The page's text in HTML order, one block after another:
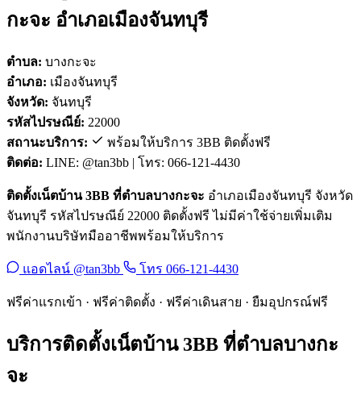
กะจะ อำเภอเมืองจันทบุรี
ตำบล: บางกะจะ
อำเภอ: เมืองจันทบุรี
จังหวัด: จันทบุรี
รหัสไปรษณีย์: 22000
สถานะบริการ:
พร้อมให้บริการ 3BB ติดตั้งฟรี
ติดต่อ: LINE: @tan3bb | โทร: 066-121-4430
ติดตั้งเน็ตบ้าน 3BB ที่ตำบลบางกะจะ อำเภอเมืองจันทบุรี จังหวัด
จันทบุรี รหัสไปรษณีย์ 22000 ติดตั้งฟรี ไม่มีค่าใช้จ่ายเพิ่มเติม
พนักงานบริษัทมืออาชีพพร้อมให้บริการ
แอดไลน์ @tan3bb โทร 066-121-4430
ฟรีค่าแรกเข้า · ฟรีค่าติดตั้ง · ฟรีค่าเดินสาย · ยืมอุปกรณ์ฟรี
บริการติดตั้งเน็ตบ้าน 3BB ที่ตำบลบางกะ
จะ